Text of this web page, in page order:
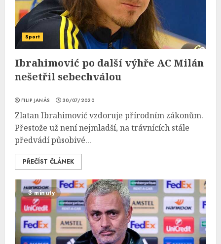
Sport
Ibrahimović po další výhře AC Milán
nešetřil sebechválou
FILIP JANÁS 30/07/2020
Zlatan Ibrahimović vzdoruje přírodním zákonům.
Přestože už není nejmladší, na trávnících stále
předvádí působivé...
PŘEČÍST ČLÁNEK
3 minuty